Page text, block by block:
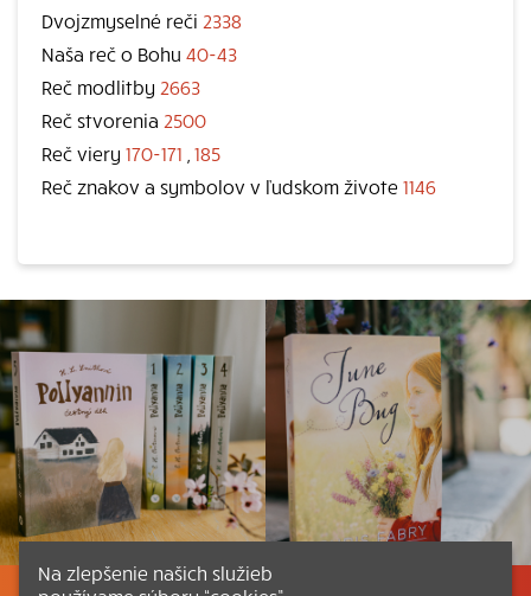
Dvojzmyselné reči 2338
Naša reč o Bohu 40-43
Reč modlitby 2663
Reč stvorenia 2500
Reč viery 170-171 185
Reč znakov a symbolov v ľudskom živote 1146
Na zlepšenie našich služieb